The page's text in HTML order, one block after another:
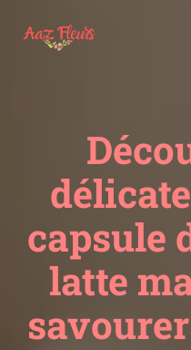
capsule
latte